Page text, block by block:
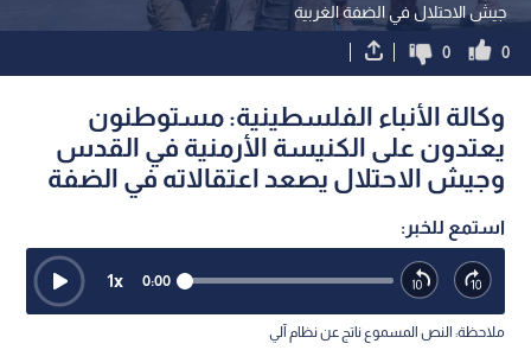
جيش الاحتلال في الضفة الغربية
0
0
وكالة الأنباء الفلسطينية: مستوطنون
يعتدون على الكنيسة الأرمنية في القدس
وجيش الاحتلال يصعد اعتقالاته في الضفة
استمع للخبر:
0:00
1x
ملاحظة: النص المسموع ناتج عن نظام آلي